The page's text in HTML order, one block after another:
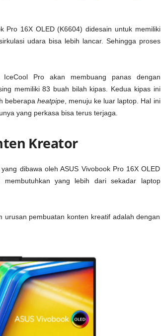
Pro 16X OLED (K6604) didesain untuk memiliki
udara bisa lebih lancar. Sehingga proses
Pro akan membuang panas dengan
memiliki 83 buah bilah kipas. Kedua kipas ini
beberapaheatpipe , menuju ke luar laptop. Hal ini
yang perkasa bisa terus terjaga.
Kreator
dibawa oleh ASUS Vivobook Pro 16X OLED
yang lebih dari sekadar laptop
pembuatan konten kreatif adalah dengan